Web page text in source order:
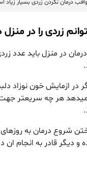
درمان نکردن زردی بسیار زیاد
زردی را در
در منزل باید عدد
در ازمایش خون نوزاد
میدهد هر چه سریعتر
شروع درمان به
و دیگر قادر به انجام ان